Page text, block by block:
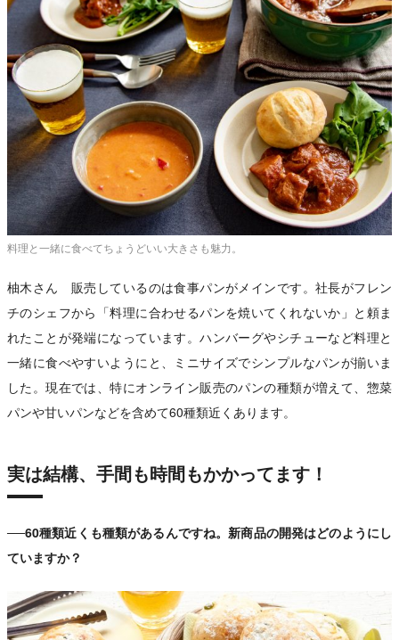
料理と一緒に食べてちょうどいい大きさも魅力。
柚木さん 販売しているのは食事パンがメインです。社長がフレン
チのシェフから「料理に合わせるパンを焼いてくれないか」と頼ま
れたことが発端になっています。ハンバーグやシチューなど料理と
一緒に食べやすいようにと、ミニサイズでシンプルなパンが揃いま
した。現在では、特にオンライン販売のパンの種類が増えて、惣菜
パンや甘いパンなどを含めて60種類近くあります。
実は結構、手間も時間もかかってます！
──60種類近くも種類があるんですね。新商品の開発はどのようにし
ていますか？